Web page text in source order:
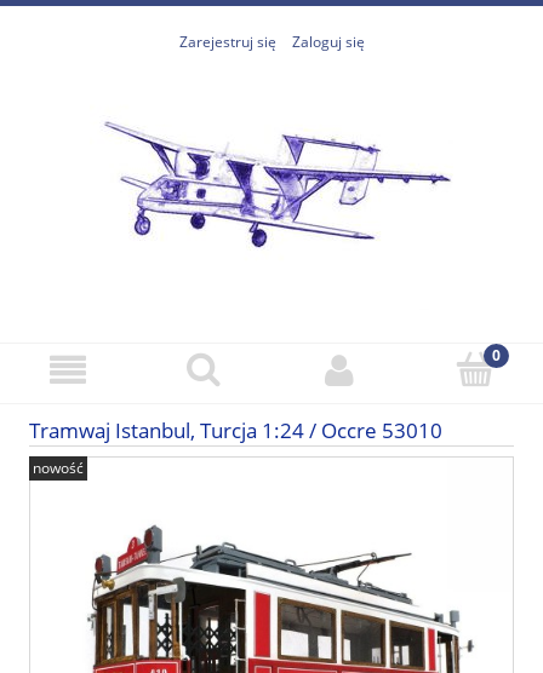
Zarejestruj się Zaloguj się
Tramwaj Istanbul, Turcja 1:24 / Occre 53010
nowość